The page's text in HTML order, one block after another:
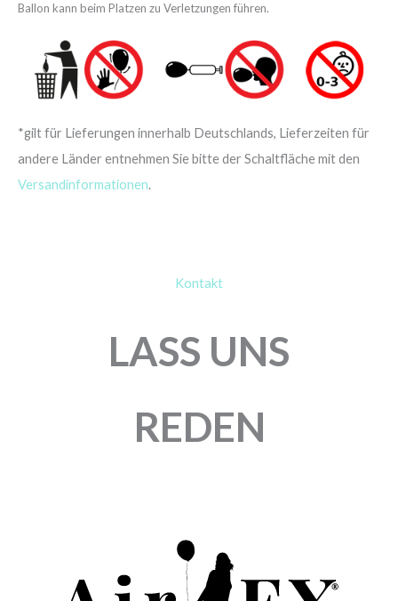
Ballon kann beim Platzen zu Verletzungen führen.
*gilt für Lieferungen innerhalb Deutschlands, Lieferzeiten für
andere Länder entnehmen Sie bitte der Schaltfläche mit den
Versandinformationen.
Kontakt
LASS UNS
REDEN